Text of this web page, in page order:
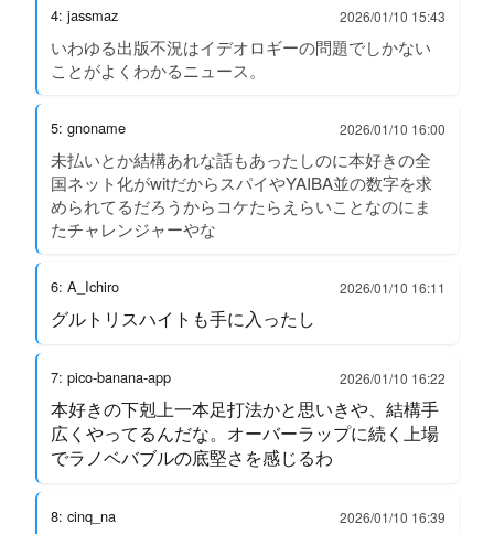
4: jassmaz 2026/01/10 15:43
いわゆる出版不況はイデオロギーの問題でしかない
ことがよくわかるニュース。
5: gnoname 2026/01/10 16:00
未払いとか結構あれな話もあったしのに本好きの全
国ネット化がwitだからスパイやYAIBA並の数字を求
められてるだろうからコケたらえらいことなのにま
たチャレンジャーやな
6: A_Ichiro 2026/01/10 16:11
グルトリスハイトも手に入ったし
7: pico-banana-app 2026/01/10 16:22
本好きの下剋上一本足打法かと思いきや、結構手
広くやってるんだな。オーバーラップに続く上場
でラノベバブルの底堅さを感じるわ
8: cinq_na 2026/01/10 16:39